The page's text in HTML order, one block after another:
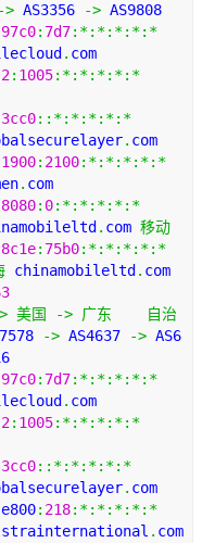
-> AS3356 -> AS9808
97c0: 7d7:*:*:*:*:*
. com
2: 1005:*:*:*:*:*
3cc0::*:*:*:*:*
. com
1900: 2100:*:*:*:*:*
. com
8080: 0:*:*:*:*:*
. com 移动
8c1e: 75b0:*:*:*:*:*
chinamobileltd . com
美国 -> 广东
自治
-> AS4637 -> AS6
97c0: 7d7:*:*:*:*:*
. com
2: 1005:*:*:*:*:*
3cc0::*:*:*:*:*
. com
e800: 218:*:*:*:*:*
. com